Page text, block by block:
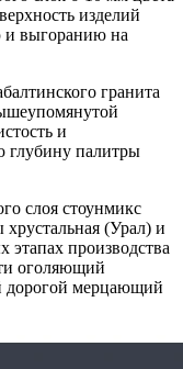
изделий
и выгоранию на
гранита
и
глубину палитры
слоя стоунмикс
хрустальная (Урал) и
производства
оголяющий
дорогой мерцающий